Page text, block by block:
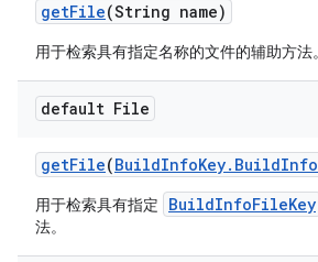
getFile(String name)
用于检索具有指定名称的文件的辅助方法。
default File
getFile(BuildInfoKey. BuildInfo
用于检索具有指定 BuildInfoFileKey
法。